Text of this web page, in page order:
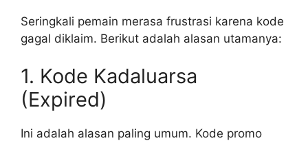
Seringkali pemain merasa frustrasi karena kode
gagal diklaim. Berikut adalah alasan utamanya:
1. Kode Kadaluarsa
(Expired)
Ini adalah alasan paling umum. Kode promo